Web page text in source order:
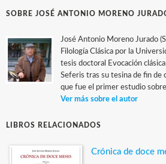
SOBRE JOSÉ ANTONIO MORENO
José Antonio Moreno Jurado
Filología Clásica por la
tesis doctoral Evocación
Seferis tras su tesina de fin de
que fue el primer estudio
Ver más sobre el autor
LIBROS RELACIONADOS
Crónica de doce